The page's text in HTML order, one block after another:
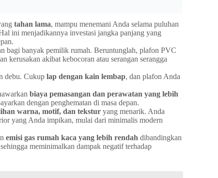
tahan lama, mampu menemani Anda selama puluhan
ini menjadikannya investasi jangka panjang yang
bagi banyak pemilik rumah. Beruntunglah, plafon PVC
kerusakan akibat kebocoran atau serangan serangga
debu. Cukup lap dengan kain lembap, dan plafon Anda
biaya pemasangan dan perawatan yang lebih
dengan penghematan di masa depan.
warna, motif, dan tekstur yang menarik. Anda
yang Anda impikan, mulai dari minimalis modern
emisi gas rumah kaca yang lebih rendah dibandingkan
meminimalkan dampak negatif terhadap